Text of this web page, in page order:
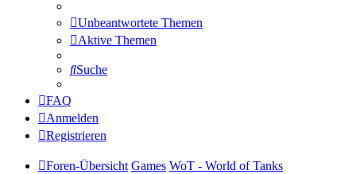
Unbeantwortete Themen
Aktive Themen
Suche
FAQ
Anmelden
Registrieren
Foren-Übersicht Games WoT - World of Tanks